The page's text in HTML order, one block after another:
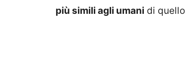
più simili agli umani di